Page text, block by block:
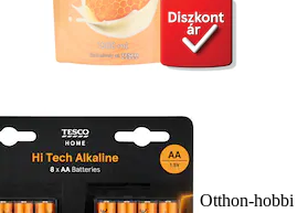
Otthon-hobbi